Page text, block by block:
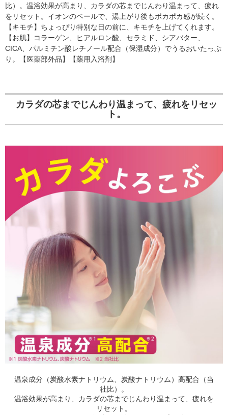
比）。温浴効果が高まり、カラダの芯までじんわり温まって、疲れ
をリセット。イオンのベールで、湯上がり後もポカポカ感が続く。
【キモチ】ちょっぴり特別な日の前に、キモチを上げてくれます。
【お肌】コラーゲン、ヒアルロン酸、セラミド、シアバター、
CICA、パルミチン酸レチノール配合（保湿成分）でうるおいたっぷ
り。【医薬部外品】【薬用入浴剤】
カラダの芯までじんわり温まって、疲れをリセッ
ト。
温泉成分（炭酸水素ナトリウム、炭酸ナトリウム）高配合（当
社比）。
温浴効果が高まり、カラダの芯までじんわり温まって、疲れを
リセット。